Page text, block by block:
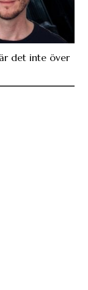
det inte över